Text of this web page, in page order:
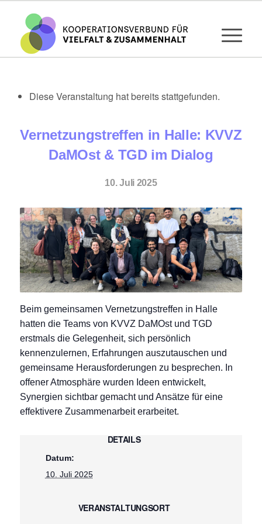
Diese Veranstaltung hat bereits stattgefunden.
Vernetzungstreffen in Halle: KVVZ
DaMOst & TGD im Dialog
10. Juli 2025
Beim gemeinsamen Vernetzungstreffen in Halle
hatten die Teams von KVVZ DaMOst und TGD
erstmals die Gelegenheit, sich persönlich
kennenzulernen, Erfahrungen auszutauschen und
gemeinsame Herausforderungen zu besprechen. In
offener Atmosphäre wurden Ideen entwickelt,
Synergien sichtbar gemacht und Ansätze für eine
effektivere Zusammenarbeit erarbeitet.
DETAILS
Datum:
10. Juli 2025
VERANSTALTUNGSORT